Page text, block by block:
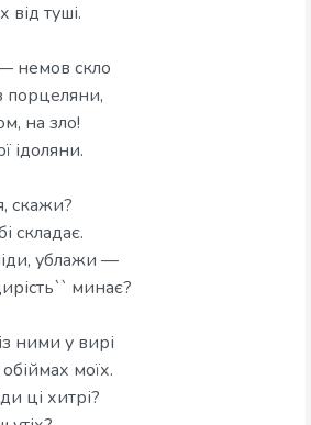
від туші.
немов скло
порцеляни,
на зло!
ідоляни.
скажи?
складає.
ублажи —
минає?
ними у вирі
моїх.
ці хитрі?